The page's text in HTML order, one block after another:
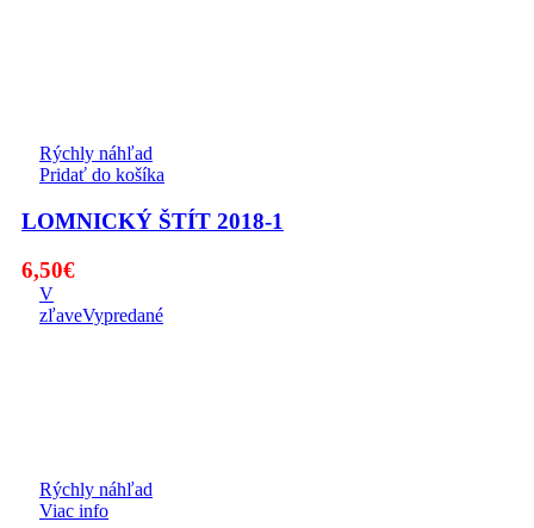
Rýchly náhľad
Pridať do košíka
LOMNICKÝ ŠTÍT 2018-1
6,50€
V
zľaveVypredané
Rýchly náhľad
Viac info